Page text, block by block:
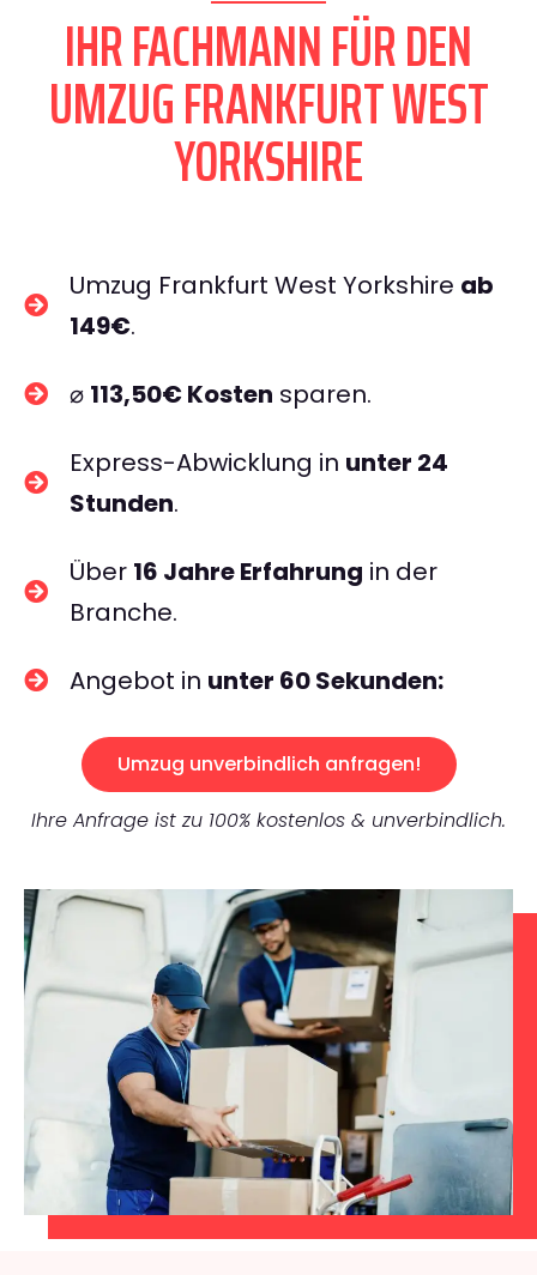
IHR FACHMANN FÜR DEN
UMZUG FRANKFURT WEST
YORKSHIRE
Umzug Frankfurt West Yorkshire ab
149€.
⌀ 113,50€ Kosten sparen.
Express-Abwicklung in unter 24
Stunden.
Über 16 Jahre Erfahrung in der
Branche.
Angebot in unter 60 Sekunden:
Umzug unverbindlich anfragen!
Ihre Anfrage ist zu 100% kostenlos & unverbindlich.